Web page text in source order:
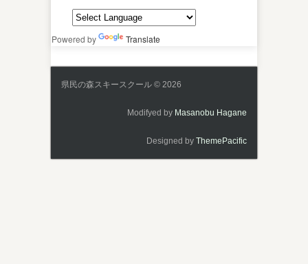
Powered by Translate
県民の森スキースクール © 2026
Modifyed by Masanobu Hagane
Designed by ThemePacific